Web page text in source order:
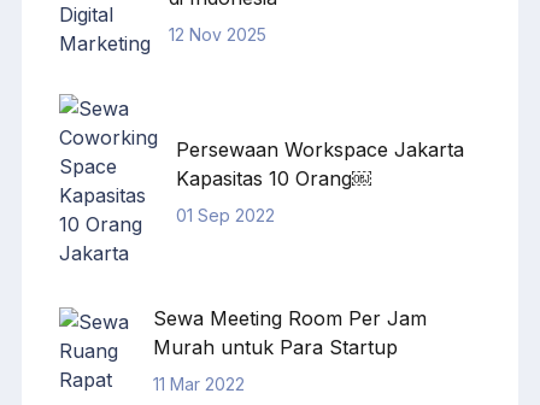
12 Nov 2025
Persewaan Workspace Jakarta
Kapasitas 10 Orang￼
01 Sep 2022
Sewa Meeting Room Per Jam
Murah untuk Para Startup
11 Mar 2022